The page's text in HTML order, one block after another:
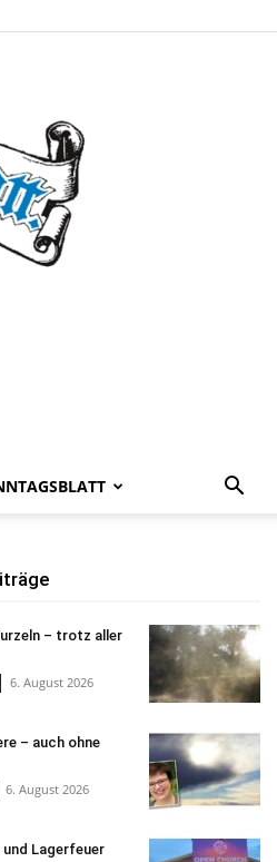
– trotz aller
6. August 2026
– auch ohne
6. August 2026
Lagerfeuer